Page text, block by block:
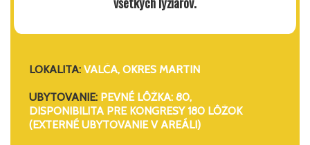
LOKALITA: VALČA, OKRES MARTIN
UBYTOVANIE: PEVNÉ LÔŽKA: 80,
DISPONIBILITA PRE KONGRESY 180 LÔŽOK
(EXTERNÉ UBYTOVANIE V AREÁLI)